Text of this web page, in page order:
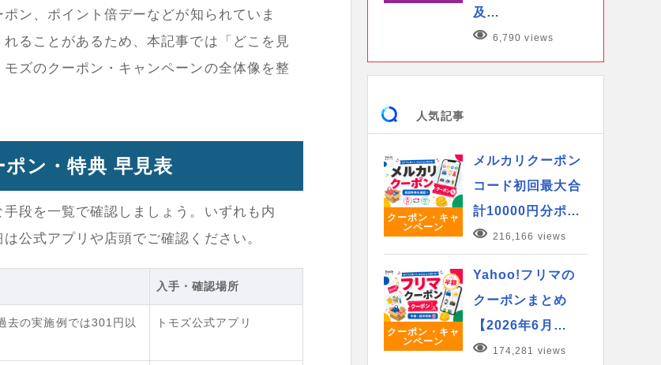
ン、ポイント倍デーなどが知られていま
ることがあるため、本記事では「どこを見
ズのクーポン・キャンペーンの全体像を整
ポン・特典 早見表
段を一覧で確認しましょう。いずれも内
公式アプリや店頭でご確認ください。
入手・確認場所
去の実施例では301円以
トモズ公式アプリ
及…
6,790 views
人気記事
クーポン・キャ
ンペーン
メルカリクーポン
コード初回最大合
計10000円分ポ…
216,166 views
クーポン・キャ
ンペーン
Yahoo!フリマの
クーポンまとめ
【2026年6月…
174,281 views